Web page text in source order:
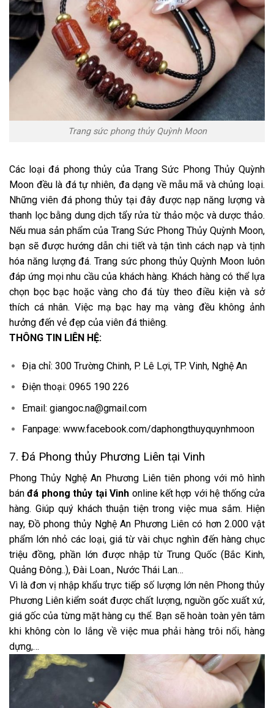
Trang sức phong thủy Quỳnh Moon
Các loại đá phong thủy của Trang Sức Phong Thủy Quỳnh
Moon đều là đá tự nhiên, đa dạng về mẫu mã và chủng loại.
Những viên đá phong thủy tại đây được nạp năng lượng và
thanh lọc bằng dung dịch tẩy rửa từ thảo mộc và dược thảo.
Nếu mua sản phẩm của Trang Sức Phong Thủy Quỳnh Moon,
bạn sẽ được hướng dẫn chi tiết và tận tình cách nạp và tịnh
hóa năng lượng đá. Trang sức phong thủy Quỳnh Moon luôn
đáp ứng mọi nhu cầu của khách hàng. Khách hàng có thể lựa
chọn bọc bạc hoặc vàng cho đá tùy theo điều kiện và sở
thích cá nhân. Việc mạ bạc hay mạ vàng đều không ảnh
hưởng đến vẻ đẹp của viên đá thiêng.
THÔNG TIN LIÊN HỆ:
Địa chỉ: 300 Trường Chinh, P. Lê Lợi, TP. Vinh, Nghệ An
Điện thoại: 0965 190 226
Email: giangoc.na@gmail.com
Fanpage: www.facebook.com/daphongthuyquynhmoon
7. Đá Phong thủy Phương Liên tại Vinh
Phong Thủy Nghệ An Phương Liên tiên phong với mô hình
bánđá phong thủy tại Vinh online kết hợp với hệ thống cửa
hàng. Giúp quý khách thuận tiện trong việc mua sắm. Hiện
nay, Đồ phong thủy Nghệ An Phương Liên có hơn 2.000 vật
phẩm lớn nhỏ các loại, giá từ vài chục nghìn đến hàng chục
triệu đồng, phần lớn được nhập từ Trung Quốc (Bắc Kinh,
Quảng Đông..), Đài Loan., Nước Thái Lan…
Vì là đơn vị nhập khẩu trực tiếp số lượng lớn nên Phong thủy
Phương Liên kiểm soát được chất lượng, nguồn gốc xuất xứ,
giá gốc của từng mặt hàng cụ thể. Bạn sẽ hoàn toàn yên tâm
khi không còn lo lắng về việc mua phải hàng trôi nổi, hàng
dựng,…